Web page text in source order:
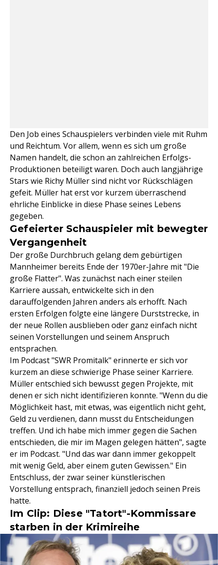
Den Job eines Schauspielers verbinden viele mit Ruhm
und Reichtum. Vor allem, wenn es sich um große
Namen handelt, die schon an zahlreichen Erfolgs-
Produktionen beteiligt waren. Doch auch langjährige
Stars wie Richy Müller sind nicht vor Rückschlägen
gefeit. Müller hat erst vor kurzem überraschend
ehrliche Einblicke in diese Phase seines Lebens
gegeben.
Gefeierter Schauspieler mit bewegter
Vergangenheit
Der große Durchbruch gelang dem gebürtigen
Mannheimer bereits Ende der 1970er-Jahre mit "Die
große Flatter". Was zunächst nach einer steilen
Karriere aussah, entwickelte sich in den
darauffolgenden Jahren anders als erhofft. Nach
ersten Erfolgen folgte eine längere Durststrecke, in
der neue Rollen ausblieben oder ganz einfach nicht
seinen Vorstellungen und seinem Anspruch
entsprachen.
Im Podcast "SWR Promitalk" erinnerte er sich vor
kurzem an diese schwierige Phase seiner Karriere.
Müller entschied sich bewusst gegen Projekte, mit
denen er sich nicht identifizieren konnte. "Wenn du die
Möglichkeit hast, mit etwas, was eigentlich nicht geht,
Geld zu verdienen, dann musst du Entscheidungen
treffen. Und ich habe mich immer gegen die Sachen
entschieden, die mir im Magen gelegen hätten", sagte
er im Podcast. "Und das war dann immer gekoppelt
mit wenig Geld, aber einem guten Gewissen." Ein
Entschluss, der zwar seiner künstlerischen
Vorstellung entsprach, finanziell jedoch seinen Preis
hatte.
Im Clip: Diese "Tatort"-Kommissare
starben in der Krimireihe